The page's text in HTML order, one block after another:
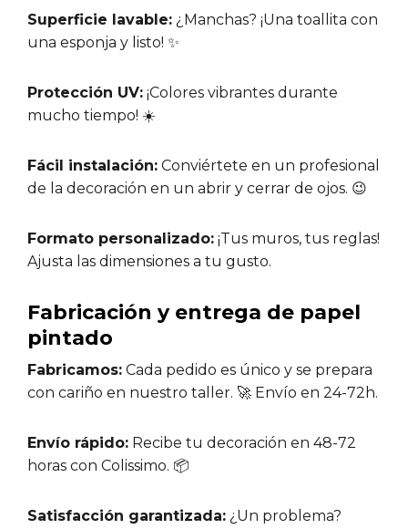
Superficie lavable: ¿Manchas? ¡Una toallita con
una esponja y listo! ✨
Protección UV: ¡Colores vibrantes durante
mucho tiempo! ☀️
Fácil instalación: Conviértete en un profesional
de la decoración en un abrir y cerrar de ojos. 😉
Formato personalizado: ¡Tus muros, tus reglas!
Ajusta las dimensiones a tu gusto.
Fabricación y entrega de papel
pintado
Fabricamos: Cada pedido es único y se prepara
con cariño en nuestro taller. 🚀 Envío en 24-72h.
Envío rápido: Recibe tu decoración en 48-72
horas con Colissimo. 📦
Satisfacción garantizada: ¿Un problema?